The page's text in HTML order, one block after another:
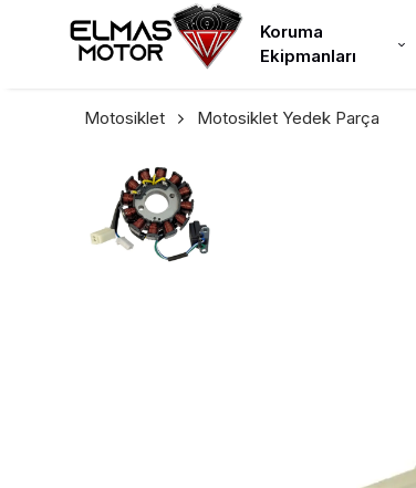
Koruma
Ekipmanları
Motosiklet Motosiklet Yedek Parça